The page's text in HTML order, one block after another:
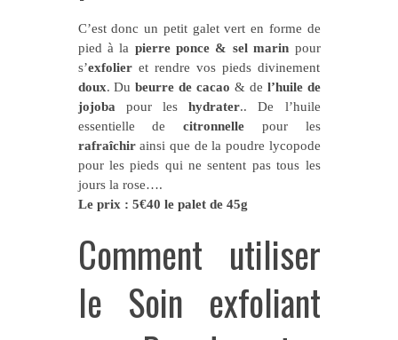
C’est donc un petit galet vert en forme de
pied à la pierre ponce & sel marin pour
s’exfolieret rendre vos pieds divinement
doux. Dubeurre de cacao & de l’huile de
jojoba pour leshydrater.. De l’huile
essentielle de citronnelle pour les
rafraîchirainsi que de la poudre lycopode
pour les pieds qui ne sentent pas tous les
jours la rose….
Le prix : 5€40 le palet de 45g
Comment utiliser
le Soin exfoliant